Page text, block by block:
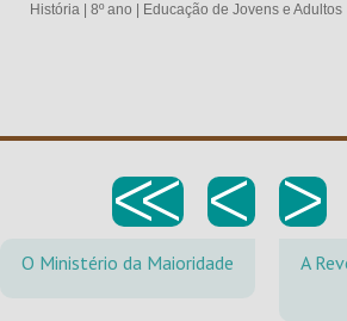
História 8º ano Educação de Jovens e Adultos
<< < >
O Ministério da Maioridade
A